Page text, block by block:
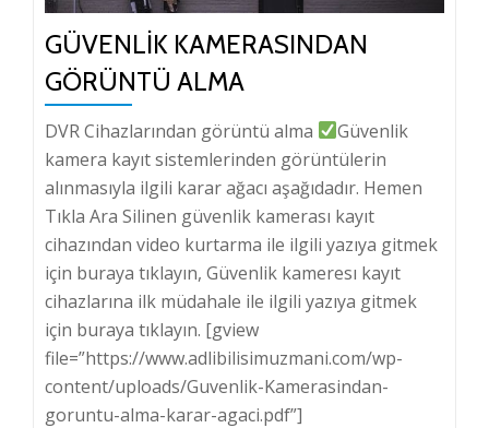
GÜVENLIK KAMERASINDAN
GÖRÜNTÜ ALMA
DVR Cihazlarından görüntü alma
Güvenlik
kamera kayıt sistemlerinden görüntülerin
alınmasıyla ilgili karar ağacı aşağıdadır. Hemen
Tıkla Ara Silinen güvenlik kamerası kayıt
cihazından video kurtarma ile ilgili yazıya gitmek
için buraya tıklayın, Güvenlik kameresı kayıt
cihazlarına ilk müdahale ile ilgili yazıya gitmek
için buraya tıklayın. [gview
file=”https://www.adlibilisimuzmani.com/wp-
content/uploads/Guvenlik-Kamerasindan-
goruntu-alma-karar-agaci.pdf”]